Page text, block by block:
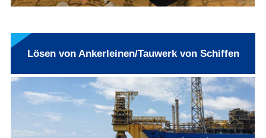
Lösen von Ankerleinen/Tauwerk von Schiffen